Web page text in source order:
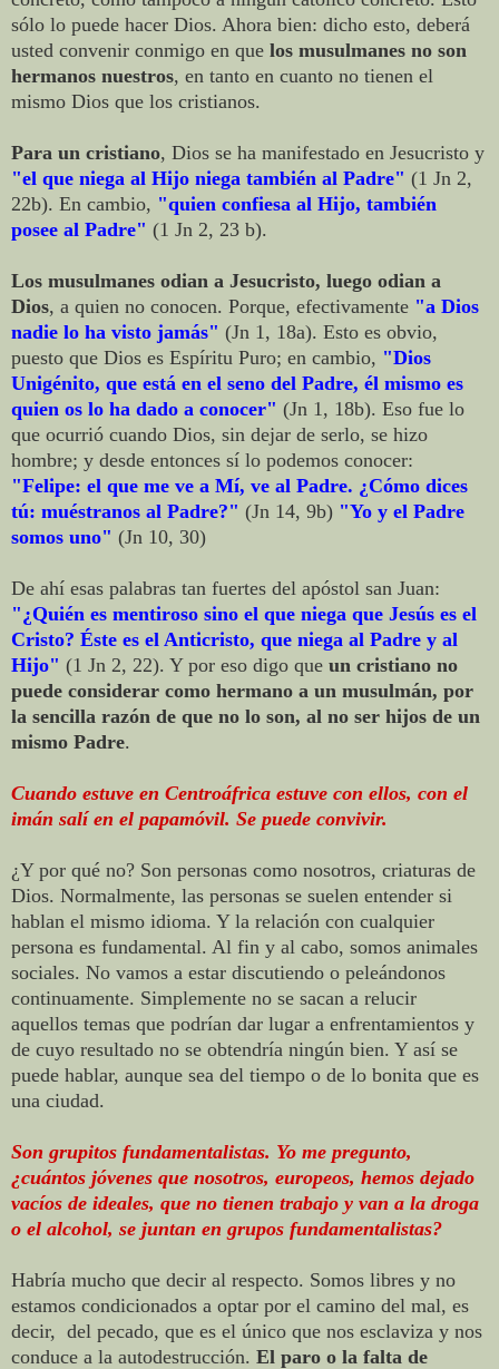
sólo lo puede hacer Dios. Ahora bien: dicho esto, deberá
usted convenir conmigo en que los musulmanes no son
hermanos nuestros, en tanto en cuanto no tienen el
mismo Dios que los cristianos.
Para un cristiano, Dios se ha manifestado en Jesucristo y
"el que niega al Hijo niega también al Padre" (1 Jn 2,
22b). En cambio, "quien confiesa al Hijo, también
posee al Padre" (1 Jn 2, 23 b).
Los musulmanes odian a Jesucristo, luego odian a
Dios, a quien no conocen. Porque, efectivamente "a Dios
nadie lo ha visto jamás" (Jn 1, 18a). Esto es obvio,
puesto que Dios es Espíritu Puro; en cambio, "Dios
Unigénito, que está en el seno del Padre, él mismo es
quien os lo ha dado a conocer" (Jn 1, 18b). Eso fue lo
que ocurrió cuando Dios, sin dejar de serlo, se hizo
hombre; y desde entonces sí lo podemos conocer:
"Felipe: el que me ve a Mí, ve al Padre. ¿Cómo dices
tú: muéstranos al Padre?" (Jn 14, 9b) "Yo y el Padre
somos uno" (Jn 10, 30)
De ahí esas palabras tan fuertes del apóstol san Juan:
"¿Quién es mentiroso sino el que niega que Jesús es el
Cristo? Éste es el Anticristo, que niega al Padre y al
Hijo" (1 Jn 2, 22). Y por eso digo que un cristiano no
puede considerar como hermano a un musulmán, por
la sencilla razón de que no lo son, al no ser hijos de un
mismo Padre.
Cuando estuve en Centroáfrica estuve con ellos, con el
imán salí en el papamóvil. Se puede convivir.
¿Y por qué no? Son personas como nosotros, criaturas de
Dios. Normalmente, las personas se suelen entender si
hablan el mismo idioma. Y la relación con cualquier
persona es fundamental. Al fin y al cabo, somos animales
sociales. No vamos a estar discutiendo o peleándonos
continuamente. Simplemente no se sacan a relucir
aquellos temas que podrían dar lugar a enfrentamientos y
de cuyo resultado no se obtendría ningún bien. Y así se
puede hablar, aunque sea del tiempo o de lo bonita que es
una ciudad.
Son grupitos fundamentalistas. Yo me pregunto,
¿cuántos jóvenes que nosotros, europeos, hemos dejado
vacíos de ideales, que no tienen trabajo y van a la droga
o el alcohol, se juntan en grupos fundamentalistas?
Habría mucho que decir al respecto. Somos libres y no
estamos condicionados a optar por el camino del mal, es
decir, del pecado, que es el único que nos esclaviza y nos
conduce a la autodestrucción. El paro o la falta de